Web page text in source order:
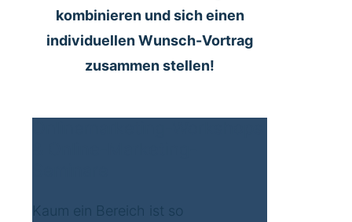
kombinieren und sich einen
individuellen Wunsch-Vortrag
zusammen stellen!
Kaum ein Bereich ist so